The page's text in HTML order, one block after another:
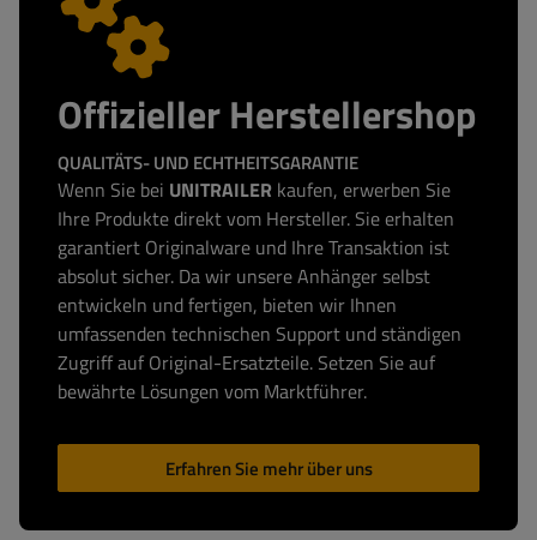
Offizieller Herstellershop
QUALITÄTS- UND ECHTHEITSGARANTIE
Wenn Sie bei UNITRAILER kaufen, erwerben Sie
Ihre Produkte direkt vom Hersteller. Sie erhalten
garantiert Originalware und Ihre Transaktion ist
absolut sicher. Da wir unsere Anhänger selbst
entwickeln und fertigen, bieten wir Ihnen
umfassenden technischen Support und ständigen
Zugriff auf Original-Ersatzteile. Setzen Sie auf
bewährte Lösungen vom Marktführer.
Erfahren Sie mehr über uns